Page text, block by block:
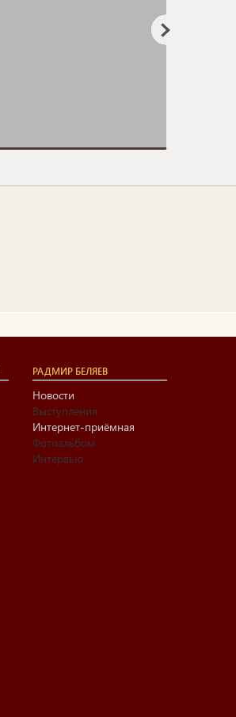
РАДМИР БЕЛЯЕВ
Новости
Выступления
Интернет-приёмная
Фотоальбом
Интервью